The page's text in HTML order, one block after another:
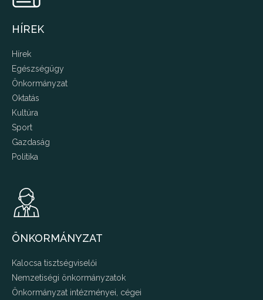
HÍREK
Hírek
Egészségügy
Önkormányzat
Oktatás
Kultúra
Sport
Gazdaság
Politika
ÖNKORMÁNYZAT
Kalocsa tisztségviselői
Nemzetiségi önkormányzatok
Önkormányzat intézményei, cégei